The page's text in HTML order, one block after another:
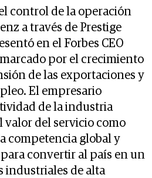
control de la operación
a través de Prestige
en el Forbes CEO
por el crecimiento
de las exportaciones y
El empresario
de la industria
valor del servicio como
competencia global y
convertir al país en un
industriales de alta